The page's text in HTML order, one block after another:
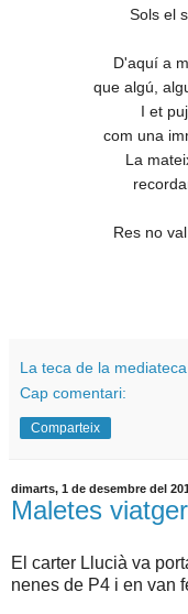
Sols el
D'aquí a
que algú,
I et
com una
La
Res no
La teca de la mediateca
Cap comentari:
Comparteix
dimarts, 1 de desembre del
Maletes
El carter Llucià va
nenes de P4 i en van